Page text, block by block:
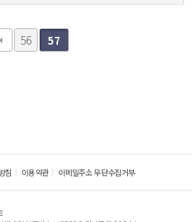
56 57
침 이용약관 이메일주소 무단수집거부